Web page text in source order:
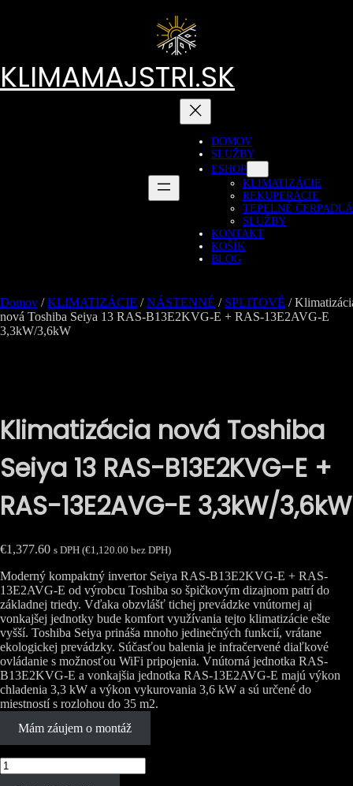
KLIMAMAJSTRI.SK
DOMOV
SLUŽBY
ESHOP
KLIMATIZÁCIE
REKUPERÁCIE
TEPELNÉ ČERPADLÁ
SLUŽBY
KONTAKT
KOŠÍK
BLOG
Domov /KLIMATIZÁCIE /NÁSTENNÉ / SPLITOVÉ /
nová Toshiba Seiya 13 RAS-B13E2KVG-E + RAS-13E2AVG-E
3,3kW/3,6kW
Klimatizácia nová Toshiba
Seiya 13 RAS-B13E2KVG-E +
RAS-13E2AVG-E 3,3kW/3,6kW
€1,377.60 s DPH (€1,120.00 bez DPH)
Moderný kompaktný invertor Seiya RAS-B13E2KVG-E + RAS-
13E2AVG-E od výrobcu Toshiba so špičkovým dizajnom patrí do
základnej triedy. Vďaka obzvlášť tichej prevádzke vnútornej aj
vonkajšej jednotky bude komfort využívania tejto klimatizácie ešte
vyšší. Toshiba Seiya prináša mnoho jedinečných funkcií, vrátane
ekologickej prevádzky. Súčasťou balenia je infračervené diaľkové
ovládanie s možnosťou WiFi pripojenia. Vnútorná jednotka RAS-
B13E2KVG-E a vonkajšia jednotka RAS-13E2AVG-E majú výkon
chladenia 3,3 kW a výkon vykurovania 3,6 kW a sú určené do
miestností s rozlohou do 35 m2.
Mám záujem o montáž
množstvo
Klimatizácia